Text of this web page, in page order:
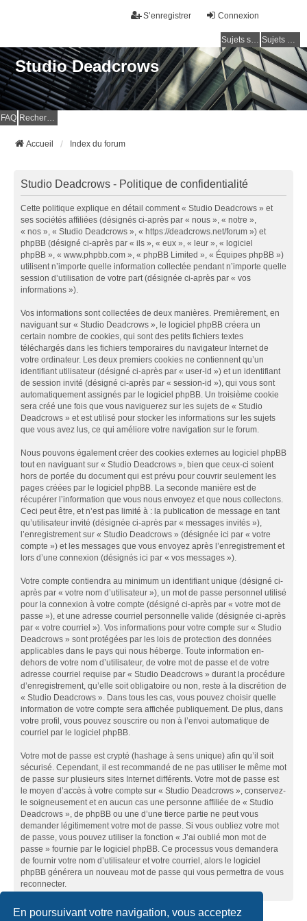
En poursuivant votre navigation, vous acceptez
Connexion
S’enregistrer
Sujets sans réponse Sujets actifs
Studio Deadcrows
FAQ Rechercher
Accueil Index du forum
Studio Deadcrows - Politique de confidentialité
Cette politique explique en détail comment « Studio Deadcrows » et
ses sociétés affiliées (désignés ci-après par « nous », « notre »,
« nos », « Studio Deadcrows », « https://deadcrows.net/forum ») et
phpBB (désigné ci-après par « ils », « eux », « leur », « logiciel
phpBB », « www.phpbb.com », « phpBB Limited », « Équipes phpBB »)
utilisent n’importe quelle information collectée pendant n’importe quelle
session d’utilisation de votre part (désignée ci-après par « vos
informations »).
Vos informations sont collectées de deux manières. Premièrement, en
naviguant sur « Studio Deadcrows », le logiciel phpBB créera un
certain nombre de cookies, qui sont des petits fichiers textes
téléchargés dans les fichiers temporaires du navigateur Internet de
votre ordinateur. Les deux premiers cookies ne contiennent qu’un
identifiant utilisateur (désigné ci-après par « user-id ») et un identifiant
de session invité (désigné ci-après par « session-id »), qui vous sont
automatiquement assignés par le logiciel phpBB. Un troisième cookie
sera créé une fois que vous naviguerez sur les sujets de « Studio
Deadcrows » et est utilisé pour stocker les informations sur les sujets
que vous avez lus, ce qui améliore votre navigation sur le forum.
Nous pouvons également créer des cookies externes au logiciel phpBB
tout en naviguant sur « Studio Deadcrows », bien que ceux-ci soient
hors de portée du document qui est prévu pour couvrir seulement les
pages créées par le logiciel phpBB. La seconde manière est de
récupérer l’information que vous nous envoyez et que nous collectons.
Ceci peut être, et n’est pas limité à : la publication de message en tant
qu’utilisateur invité (désignée ci-après par « messages invités »),
l’enregistrement sur « Studio Deadcrows » (désignée ici par « votre
compte ») et les messages que vous envoyez après l’enregistrement et
lors d’une connexion (désignés ici par « vos messages »).
Votre compte contiendra au minimum un identifiant unique (désigné ci-
après par « votre nom d’utilisateur »), un mot de passe personnel utilisé
pour la connexion à votre compte (désigné ci-après par « votre mot de
passe »), et une adresse courriel personnelle valide (désignée ci-après
par « votre courriel »). Vos informations pour votre compte sur « Studio
Deadcrows » sont protégées par les lois de protection des données
applicables dans le pays qui nous héberge. Toute information en-
dehors de votre nom d’utilisateur, de votre mot de passe et de votre
adresse courriel requise par « Studio Deadcrows » durant la procédure
d’enregistrement, qu’elle soit obligatoire ou non, reste à la discrétion de
« Studio Deadcrows ». Dans tous les cas, vous pouvez choisir quelle
information de votre compte sera affichée publiquement. De plus, dans
votre profil, vous pouvez souscrire ou non à l’envoi automatique de
courriel par le logiciel phpBB.
Votre mot de passe est crypté (hashage à sens unique) afin qu’il soit
sécurisé. Cependant, il est recommandé de ne pas utiliser le même mot
de passe sur plusieurs sites Internet différents. Votre mot de passe est
le moyen d’accès à votre compte sur « Studio Deadcrows », conservez-
le soigneusement et en aucun cas une personne affiliée de « Studio
Deadcrows », de phpBB ou une d’une tierce partie ne peut vous
demander légitimement votre mot de passe. Si vous oubliez votre mot
de passe, vous pouvez utiliser la fonction « J’ai oublié mon mot de
passe » fournie par le logiciel phpBB. Ce processus vous demandera
de fournir votre nom d’utilisateur et votre courriel, alors le logiciel
phpBB générera un nouveau mot de passe qui vous permettra de vous
reconnecter.